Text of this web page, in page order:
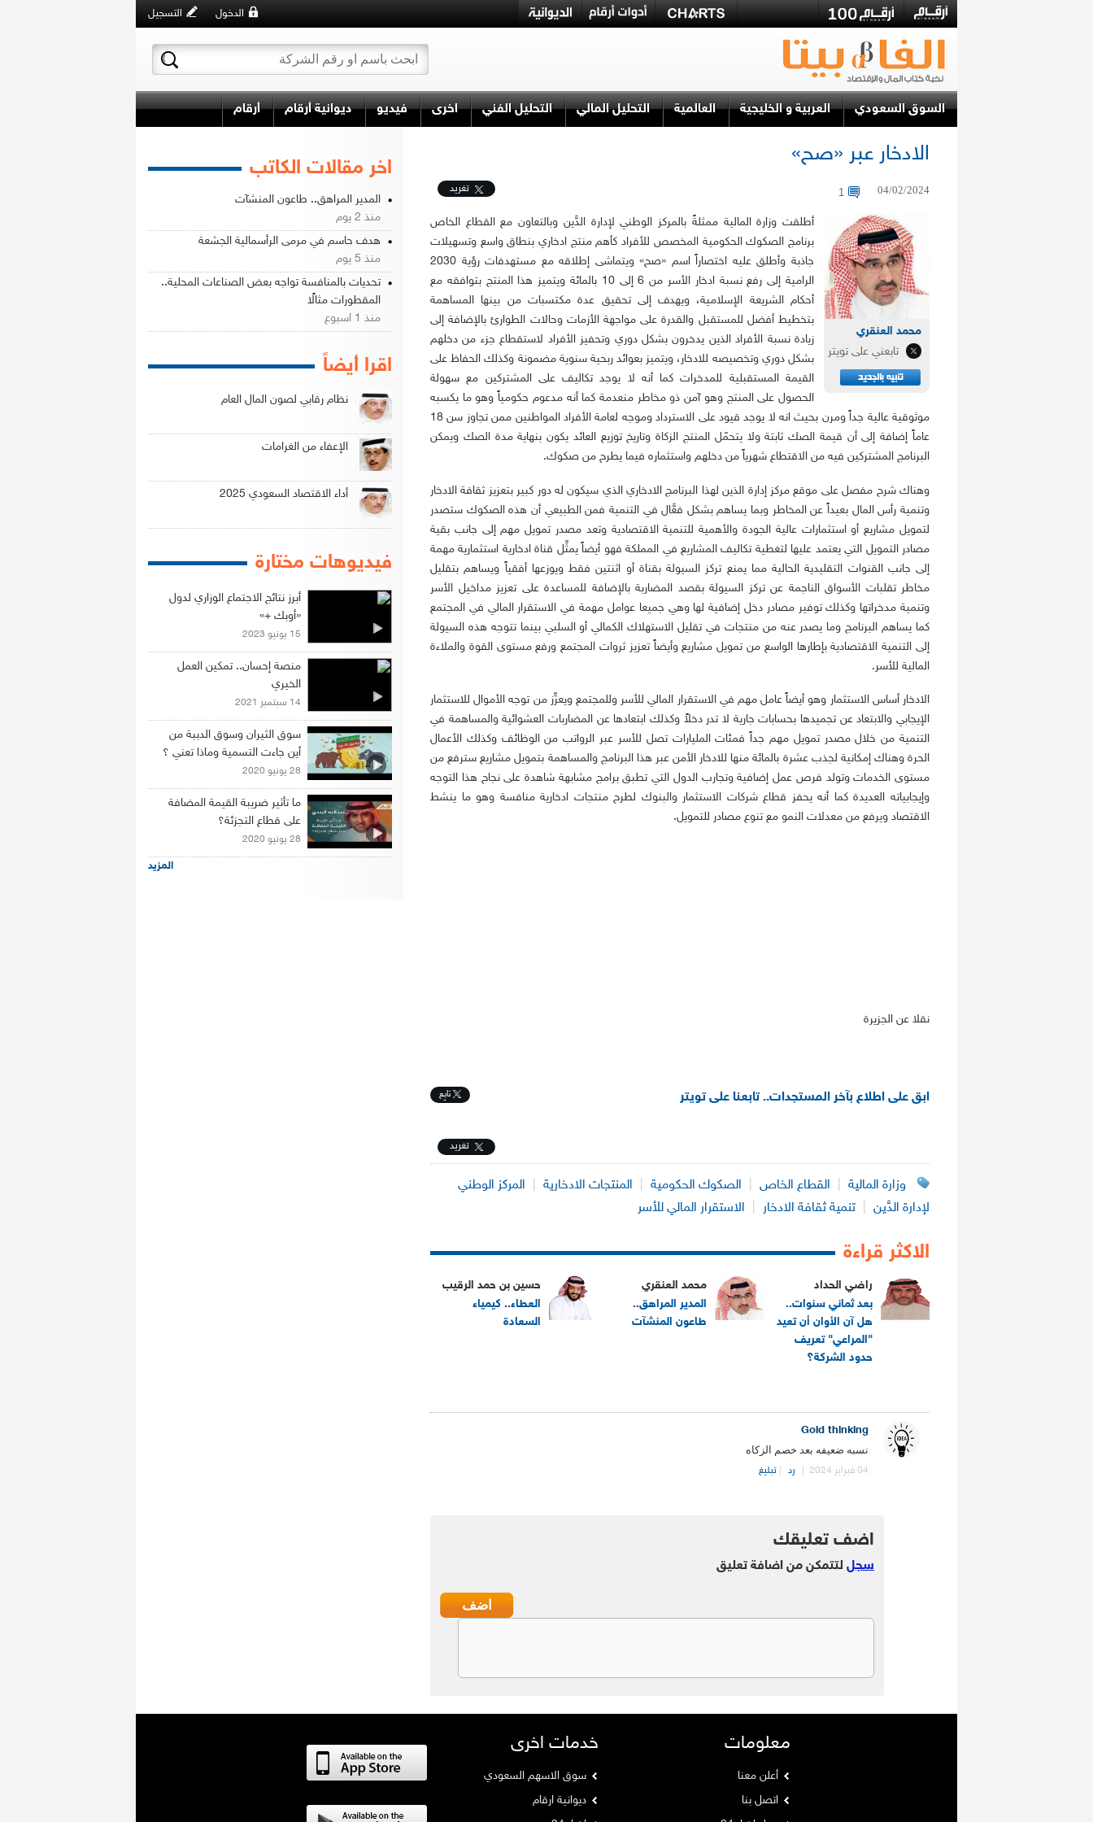
التسجيل الدخول
السوق السعودي العربية و الخليجية العالمية التحليل المالي التحليل الفني اخرى فيديو ديوانية أرقام أرقام
الادخار عبر «صح»
04/02/2024
1 تغريد
محمد العنقري
تابعني على تويتر
أطلقت وزارة المالية ممثلةً بالمركز الوطني لإدارة الدَّين وبالتعاون مع القطاع الخاص
برنامج الصكوك الحكومية المخصص للأفراد كأهم منتج ادخاري بنطاق واسع وتسهيلات
جاذبة وأطلق عليه اختصاراً اسم «صح» ويتماشى إطلاقه مع مستهدفات رؤية 2030
الرامية إلى رفع نسبة ادخار الأسر من 6 إلى 10 بالمائة ويتميز هذا المنتج بتوافقه مع
أحكام الشريعة الإسلامية، ويهدف إلى تحقيق عدة مكتسبات من بينها المساهمة
بتخطيط أفضل للمستقبل والقدرة على مواجهة الأزمات وحالات الطوارئ بالإضافة إلى
زيادة نسبة الأفراد الذين يدخرون بشكل دوري وتحفيز الأفراد لاستقطاع جزء من دخلهم
بشكل دوري وتخصيصه للادخار، ويتميز بعوائد ربحية سنوية مضمونة وكذلك الحفاظ على
القيمة المستقبلية للمدخرات كما أنه لا يوجد تكاليف على المشتركين مع سهولة
الحصول على المنتج وهو آمن ذو مخاطر منعدمة كما أنه مدعوم حكومياً وهو ما يكسبه
موثوقية عالية جداً ومرن بحيث انه لا يوجد قيود على الاسترداد وموجه لعامة الأفراد المواطنين ممن تجاوز سن 18
عاماً إضافة إلى أن قيمة الصك ثابتة ولا يتحمّل المنتج الزكاة وتاريخ توزيع العائد يكون بنهاية مدة الصك ويمكن
البرنامج المشتركين فيه من الاقتطاع شهرياً من دخلهم واستثماره فيما يطرح من صكوك.
وهناك شرح مفصل على موقع مركز إدارة الذين لهذا البرنامج الادخاري الذي سيكون له دور كبير بتعزيز ثقافة الادخار
وتنمية رأس المال بعيداً عن المخاطر وبما يساهم بشكل فعَّال في التنمية فمن الطبيعي أن هذه الصكوك ستصدر
لتمويل مشاريع أو استثمارات عالية الجودة والأهمية للتنمية الاقتصادية وتعد مصدر تمويل مهم إلى جانب بقية
مصادر التمويل التي يعتمد عليها لتغطية تكاليف المشاريع في المملكة فهو أيضاً يمثِّل قناة ادخارية استثمارية مهمة
إلى جانب القنوات التقليدية الحالية مما يمنع تركز السيولة بقناة أو اثنتين فقط ويوزعها أفقياً ويساهم بتقليل
مخاطر تقلبات الأسواق الناجمة عن تركز السيولة بقصد المضاربة بالإضافة للمساعدة على تعزيز مداخيل الأسر
وتنمية مدخراتها وكذلك توفير مصادر دخل إضافية لها وهي جميعا عوامل مهمة في الاستقرار المالي في المجتمع
كما يساهم البرنامج وما يصدر عنه من منتجات في تقليل الاستهلاك الكمالي أو السلبي بينما تتوجه هذه السيولة
إلى التنمية الاقتصادية بإطارها الواسع من تمويل مشاريع وأيضاً تعزيز ثروات المجتمع ورفع مستوى القوة والملاءة
المالية للأسر.
الادخار أساس الاستثمار وهو أيضاً عامل مهم في الاستقرار المالي للأسر وللمجتمع ويعزِّز من توجه الأموال للاستثمار
الإيجابي والابتعاد عن تجميدها بحسابات جارية لا تدر دخلاً وكذلك ابتعادها عن المضاربات العشوائية والمساهمة في
التنمية من خلال مصدر تمويل مهم جداً فمئات المليارات تصل للأسر عبر الرواتب من الوظائف وكذلك الأعمال
الحرة وهناك إمكانية لجذب عشرة بالمائة منها للادخار الأمن عبر هذا البرنامج والمساهمة بتمويل مشاريع سترفع من
مستوى الخدمات وتولد فرص عمل إضافية وتجارب الدول التي تطبق برامج مشابهة شاهدة على نجاح هذا التوجه
وإيجابياته العديدة كما أنه يحفز قطاع شركات الاستثمار والبنوك لطرح منتجات ادخارية منافسة وهو ما ينشط
الاقتصاد ويرفع من معدلات النمو مع تنوع مصادر للتمويل.
نقلا عن الجزيرة
ابق على اطلاع بآخر المستجدات.. تابعنا على تويتر تابِع
تغريد
وزارة المالية القطاع الخاص الصكوك الحكومية المنتجات الادخارية
المركز الوطني
لإدارة الدَّين
تنمية ثقافة الادخار الاستقرار المالي للأسر
الاكثر قراءة
راضي الحداد
بعد ثماني سنوات..
هل آن الأوان أن تعيد
"المراعي" تعريف
حدود الشركة؟
محمد العنقري
المدير المراهق..
طاعون المنشآت
حسين بن حمد الرقيب
العطاء.. كيمياء
السعادة
Gold thinking
نسبه ضعيفه بعد خصم الزكاه
04 فبراير 2024 رد تبليغ
اضف تعليقك
سجل لتتمكن من اضافة تعليق
اخر مقالات الكاتب
المدير المراهق.. طاعون المنشآت
منذ 2 يوم
هدف حاسم في مرمى الرأسمالية الجشعة
منذ 5 يوم
تحديات بالمنافسة تواجه بعض الصناعات المحلية..
المقطورات مثالًا
منذ 1 اسبوع
اقرا أيضاً
نظام رقابي لصون المال العام
الإعفاء من الغرامات
أداء الاقتصاد السعودي 2025
فيديوهات مختارة
أبرز نتائج الاجتماع الوزاري لدول
«أوبك +»
15 يونيو 2023
منصة إحسان.. تمكين العمل
الخيري
14 سبتمبر 2021
سوق الثيران وسوق الدببة من
أين جاءت التسمية وماذا تعني ؟
28 يونيو 2020
ما تأثير ضريبة القيمة المضافة
على قطاع التجزئة؟
28 يونيو 2020
المزيد
معلومات
أعلن معنا
اتصل بنا
خدمات اخرى
سوق الاسهم السعودي
ديوانية ارقام